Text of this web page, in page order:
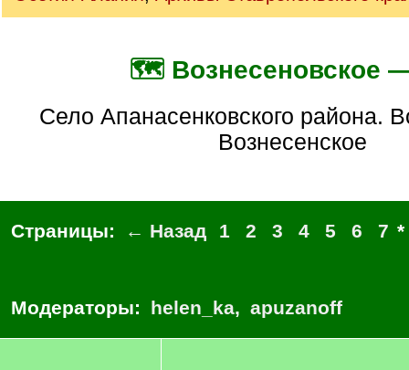
🗺️ Вознесеновское
село Апанасенковского района. Вознесеновка,
Вознесенское
Страницы: ← Назад 1 2 3 4 5 6 7 *
Модераторы: helen_ka, apuzanoff